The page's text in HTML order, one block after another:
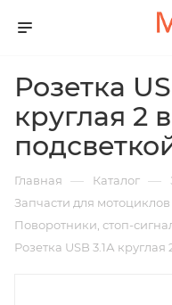
Розетка
круглая 2
Главная — Каталог —
Запчасти для
Поворотники, стоп-
Розетка USB 3.1А